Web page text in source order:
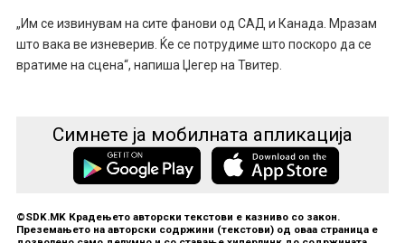
„Им се извинувам на сите фанови од САД и Канада. Мразам
што вака ве изневерив. Ќе се потрудиме што поскоро да се
вратиме на сцена“, напиша Џегер на Твитер.
Симнете ја мобилната апликација
©SDK.MK Крадењето авторски текстови е казниво со закон.
Преземањето на авторски содржини (текстови) од оваа страница е